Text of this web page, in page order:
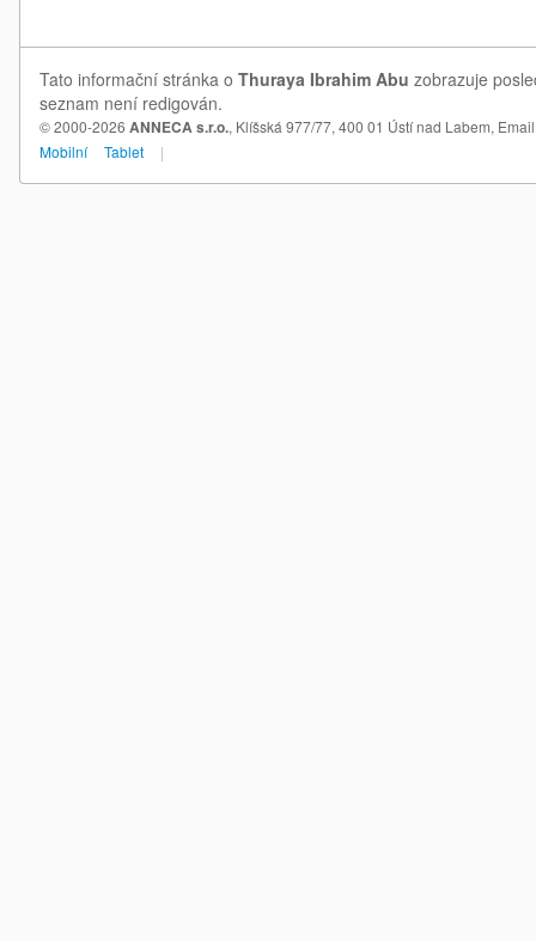
Tato informační stránka o Thuraya Ibrahim Abu zobrazuje
seznam není redigován.
© 2000-2026 ANNECA s.r.o., Klíšská 977/77, 400 01 Ústí nad Labem,
Mobilní
Tablet |